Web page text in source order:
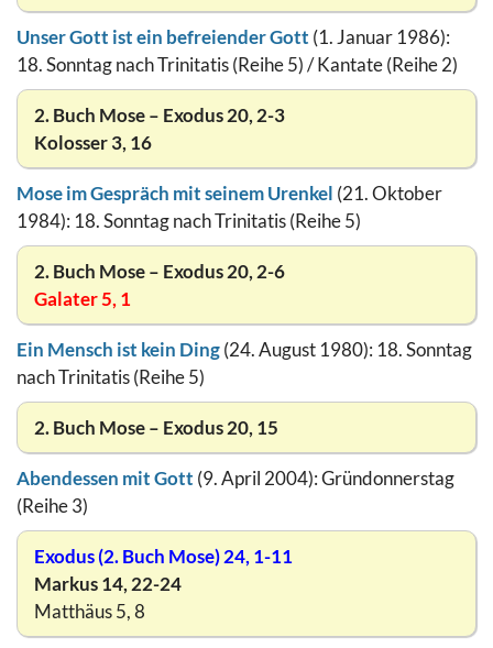
Unser Gott ist ein befreiender Gott (1. Januar 1986):
18. Sonntag nach Trinitatis (Reihe 5) / Kantate (Reihe 2)
2. Buch Mose – Exodus 20, 2-3
Kolosser 3, 16
Mose im Gespräch mit seinem Urenkel (21. Oktober
1984): 18. Sonntag nach Trinitatis (Reihe 5)
2. Buch Mose – Exodus 20, 2-6
Galater 5, 1
Ein Mensch ist kein Ding(24. August 1980): 18. Sonntag
nach Trinitatis (Reihe 5)
2. Buch Mose – Exodus 20, 15
Abendessen mit Gott (9. April 2004): Gründonnerstag
(Reihe 3)
Exodus (2. Buch Mose) 24, 1-11
Markus 14, 22-24
Matthäus 5, 8